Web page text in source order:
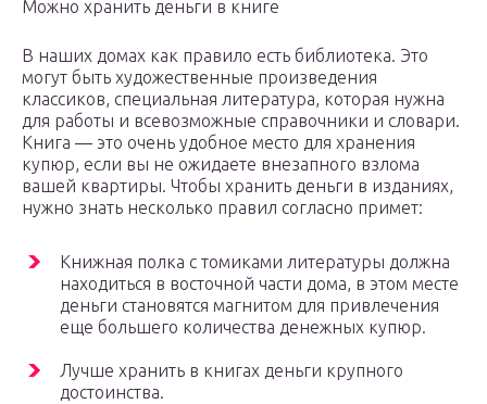
Можно хранить деньги в книге
В наших домах как правило есть библиотека. Это
могут быть художественные произведения
классиков, специальная литература, которая нужна
для работы и всевозможные справочники и словари.
Книга — это очень удобное место для хранения
купюр, если вы не ожидаете внезапного взлома
вашей квартиры. Чтобы хранить деньги в изданиях,
нужно знать несколько правил согласно примет:
Книжная полка с томиками литературы должна
находиться в восточной части дома, в этом месте
деньги становятся магнитом для привлечения
еще большего количества денежных купюр.
Лучше хранить в книгах деньги крупного
достоинства.